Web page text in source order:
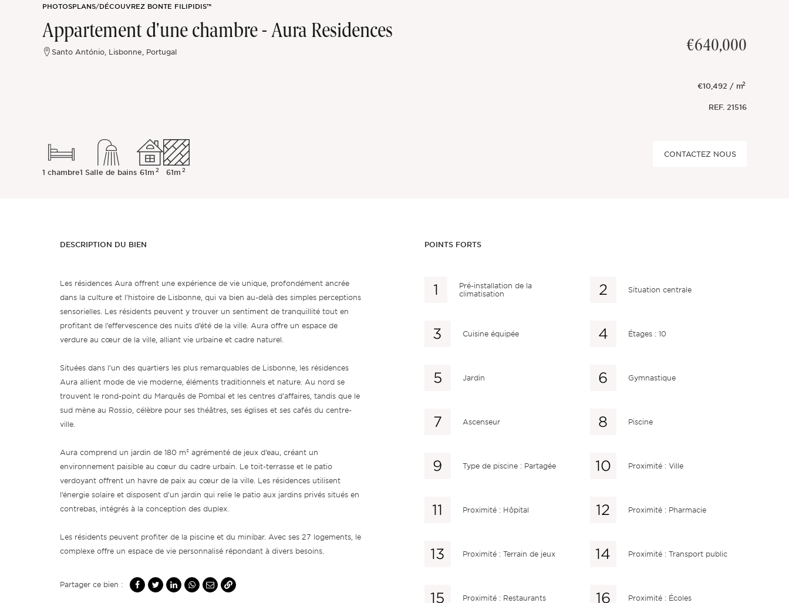
PHOTOSPLANS/DÉCOUVREZ BONTE FILIPIDIS™
Appartement d'une chambre - Aura Residences
Santo António, Lisbonne, Portugal €640,000
€10,492 / m2
REF. 21516
1 chambre1 Salle de bains 61m2 61m2
CONTACTEZ NOUS
DESCRIPTION DU BIEN
Les résidences Aura offrent une expérience de vie unique, profondément ancrée
dans la culture et l’histoire de Lisbonne, qui va bien au-delà des simples perceptions
sensorielles. Les résidents peuvent y trouver un sentiment de tranquillité tout en
profitant de l’effervescence des nuits d’été de la ville. Aura offre un espace de
verdure au cœur de la ville, alliant vie urbaine et cadre naturel.
Situées dans l’un des quartiers les plus remarquables de Lisbonne, les résidences
Aura allient mode de vie moderne, éléments traditionnels et nature. Au nord se
trouvent le rond-point du Marquês de Pombal et les centres d’affaires, tandis que le
sud mène au Rossio, célèbre pour ses théâtres, ses églises et ses cafés du centre-
ville.
Aura comprend un jardin de 180 m² agrémenté de jeux d’eau, créant un
environnement paisible au cœur du cadre urbain. Le toit-terrasse et le patio
verdoyant offrent un havre de paix au cœur de la ville. Les résidences utilisent
l’énergie solaire et disposent d’un jardin qui relie le patio aux jardins privés situés en
contrebas, intégrés à la conception des duplex.
Les résidents peuvent profiter de la piscine et du minibar. Avec ses 27 logements, le
complexe offre un espace de vie personnalisé répondant à divers besoins.
Partager ce bien :
POINTS FORTS
Pré-installation de la
climatisation
Situation centrale
Cuisine équipée Étages : 10
Jardin Gymnastique
Ascenseur Piscine
Type de piscine : Partagée Proximité : Ville
Proximité : Hôpital Proximité : Pharmacie
Proximité : Terrain de jeux Proximité : Transport public
Proximité : Restaurants Proximité : Écoles
Hors marché